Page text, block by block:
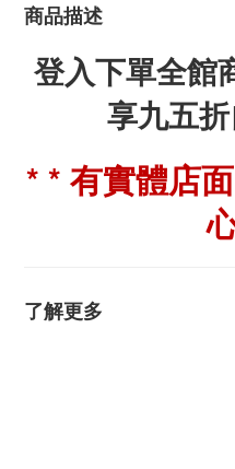
商品描述
登入下單全館
享九五折
* * 有實體店
了解更多